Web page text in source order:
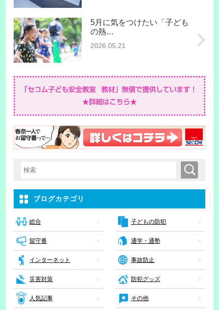
5月に気をつけたい「子ども
の熱…
2026.05.21
検索キーワード入力 検索
ブログカテゴリ
総合 子どもの防犯
留守番 通学・通塾
インターネット 事故防止
災害対策 防犯グッズ
人気記事 その他